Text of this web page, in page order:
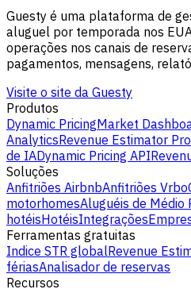
Guesty é uma plataforma de
aluguel por temporada nos
operações nos canais de
pagamentos, mensagens,
Visite o site da Guesty
Produtos
Dynamic PricingMarket
AnalyticsRevenue Estimator Pro
de IADynamic Pricing API
Soluções
Anfitriões AirbnbAnfitriões Vrbo
motorhomesAluguéis de Médio
hotéisHotéisIntegrações
Ferramentas gratuitas
Indice STR globalRevenue
fériasAnalisador de reservas
Recursos